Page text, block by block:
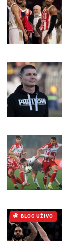
UŽIVO
BLOG UŽIVO